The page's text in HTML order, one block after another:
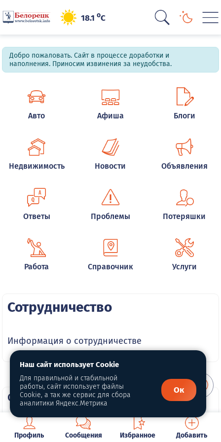
18.1oC
Добро пожаловать. Сайт в процессе доработки и
наполнения. Приносим извинения за неудобства.
Авто Афиша Блоги
Недвижимость Новости Объявления
Ответы Проблемы Потеряшки
Работа Справочник Услуги
Сотрудничество
Информация о сотрудничестве
О портале
О нас
Профиль Сообщения Избранное Добавить
Наш сайт использует Cookie
Для правильной и стабильной
работы, сайт использует файлы
Cookie, а так же сервис для сбора
аналитики Яндекс.Метрика
Ок